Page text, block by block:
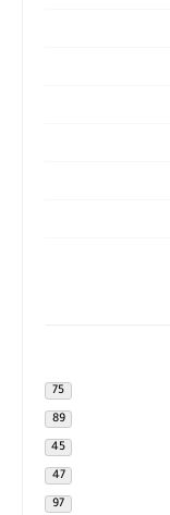
75
89
45
47
97